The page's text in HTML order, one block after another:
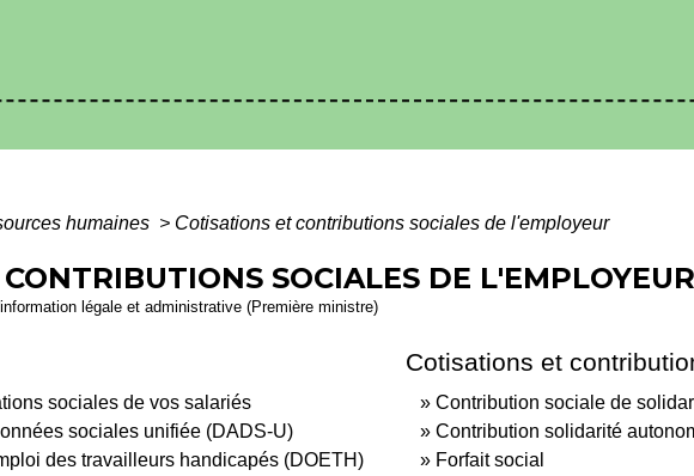
humaines > Cotisations et contributions sociales de l'employeur
SOCIALES DE L'EMPLOYEUR
légale et administrative (Première ministre)
sociales de vos salariés
sociales unifiée (DADS-U)
des travailleurs handicapés (DOETH)
Cotisations et
Contribution sociale de
Contribution solidarité
Forfait social